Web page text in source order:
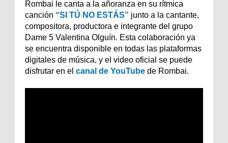
Rombai le canta a la añoranza en su rítmica
canción “SI TÚ NO ESTÁS” junto a la cantante,
compositora, productora e integrante del grupo
Dame 5 Valentina Olguín. Esta colaboración ya
se encuentra disponible en todas las plataformas
digitales de música, y el video oficial se puede
disfrutar en el canal de YouTube de Rombai.